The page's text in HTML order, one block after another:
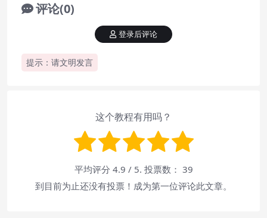
评论(0)
提示：请文明发言
登录后评论
这个教程有用吗？
平均评分 4.9 / 5. 投票数： 39
到目前为止还没有投票！成为第一位评论此文章。